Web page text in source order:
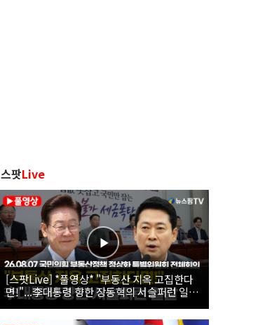
스팟Live
[스팟Live] *풀영상* "부동산 지옥 고집한다
면!"...李대통령 향한 장동혁의 서슬퍼런 일갈
| 26.08.07 국민의힘 부동산정책 정상화 특별
위원회 전체회의